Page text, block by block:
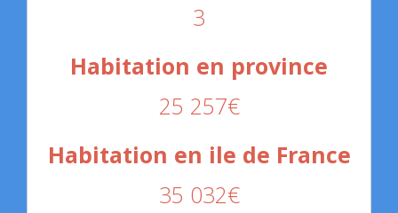
3
25 257€
35 032€